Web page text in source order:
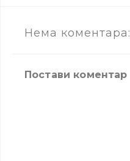
Нема коментара:
Постави коментар